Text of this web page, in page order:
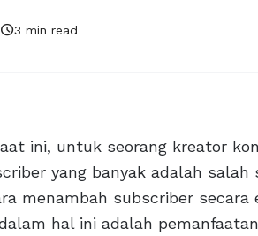
schedule3 min read
ini, untuk seorang kreator
yang banyak adalah
menambah subscriber
hal ini adalah